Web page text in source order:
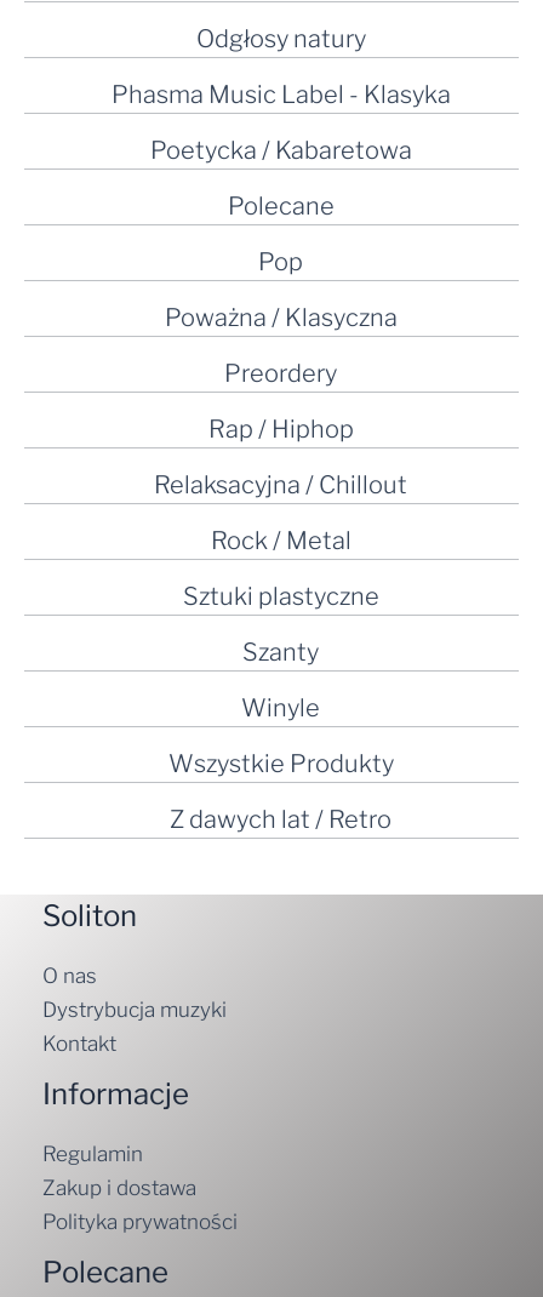
Odgłosy natury
Phasma Music Label - Klasyka
Poetycka / Kabaretowa
Polecane
Pop
Poważna / Klasyczna
Preordery
Rap / Hiphop
Relaksacyjna / Chillout
Rock / Metal
Sztuki plastyczne
Szanty
Winyle
Wszystkie Produkty
Z dawych lat / Retro
Soliton
O nas
Dystrybucja muzyki
Kontakt
Informacje
Regulamin
Zakup i dostawa
Polityka prywatności
Polecane